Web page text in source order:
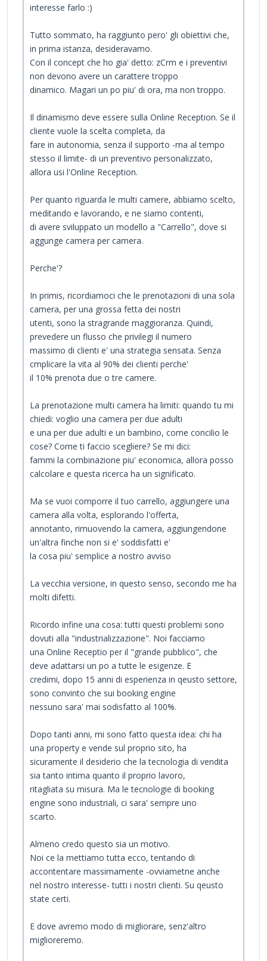
interesse farlo :)
Tutto sommato, ha raggiunto pero' gli obiettivi che,
in prima istanza, desideravamo.
Con il concept che ho gia' detto: zCrm e i preventivi
non devono avere un carattere troppo
dinamico. Magari un po piu' di ora, ma non troppo.
Il dinamismo deve essere sulla Online Reception. Se il
cliente vuole la scelta completa, da
fare in autonomia, senza il supporto -ma al tempo
stesso il limite- di un preventivo personalizzato,
allora usi l'Online Reception.
Per quanto riguarda le multi camere, abbiamo scelto,
meditando e lavorando, e ne siamo contenti,
di avere sviluppato un modello a "Carrello", dove si
aggunge camera per camera.
Perche'?
In primis, ricordiamoci che le prenotazioni di una sola
camera, per una grossa fetta dei nostri
utenti, sono la stragrande maggioranza. Quindi,
prevedere un flusso che privilegi il numero
massimo di clienti e' una strategia sensata. Senza
cmplicare la vita al 90% dei clienti perche'
il 10% prenota due o tre camere.
La prenotazione multi camera ha limiti: quando tu mi
chiedi: voglio una camera per due adulti
e una per due adulti e un bambino, come concilio le
cose? Come ti faccio scegliere? Se mi dici:
fammi la combinazione piu' economica, allora posso
calcolare e questa ricerca ha un significato.
Ma se vuoi comporre il tuo carrello, aggiungere una
camera alla volta, esplorando l'offerta,
annotanto, rimuovendo la camera, aggiungendone
un'altra finche non si e' soddisfatti e'
la cosa piu' semplice a nostro avviso
La vecchia versione, in questo senso, secondo me ha
molti difetti.
Ricordo infine una cosa: tutti questi problemi sono
dovuti alla "industrializzazione". Noi facciamo
una Online Receptio per il "grande pubblico", che
deve adattarsi un po a tutte le esigenze. E
credimi, dopo 15 anni di esperienza in qeusto settore,
sono convinto che sui booking engine
nessuno sara' mai sodisfatto al 100%.
Dopo tanti anni, mi sono fatto questa idea: chi ha
una property e vende sul proprio sito, ha
sicuramente il desiderio che la tecnologia di vendita
sia tanto intima quanto il proprio lavoro,
ritagliata su misura. Ma le tecnologie di booking
engine sono industriali, ci sara' sempre uno
scarto.
Almeno credo questo sia un motivo.
Noi ce la mettiamo tutta ecco, tentando di
accontentare massimamente -ovviametne anche
nel nostro interesse- tutti i nostri clienti. Su qeusto
state certi.
E dove avremo modo di migliorare, senz'altro
miglioreremo.